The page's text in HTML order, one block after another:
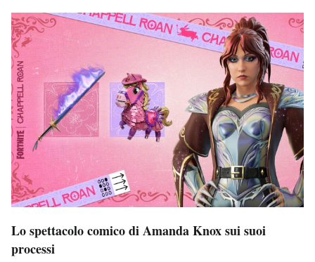
Lo spettacolo comico di Amanda Knox sui suoi
processi